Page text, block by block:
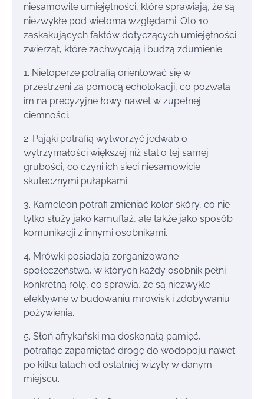
niesamowite umiejętności, które sprawiają, że są
niezwykłe pod wieloma względami. Oto 10
zaskakujących faktów dotyczących umiejętności
zwierząt, które zachwycają i budzą zdumienie.
1. Nietoperze potrafią orientować się w
przestrzeni za pomocą echolokacji, co pozwala
im na precyzyjne łowy nawet w zupełnej
ciemności.
2. Pająki potrafią wytworzyć jedwab o
wytrzymałości większej niż stal o tej samej
grubości, co czyni ich sieci niesamowicie
skutecznymi pułapkami.
3. Kameleon potrafi zmieniać kolor skóry, co nie
tylko służy jako kamuflaż, ale także jako sposób
komunikacji z innymi osobnikami.
4. Mrówki posiadają zorganizowane
społeczeństwa, w których każdy osobnik pełni
konkretną rolę, co sprawia, że są niezwykle
efektywne w budowaniu mrowisk i zdobywaniu
pożywienia.
5. Słoń afrykański ma doskonałą pamięć,
potrafiąc zapamiętać drogę do wodopoju nawet
po kilku latach od ostatniej wizyty w danym
miejscu.